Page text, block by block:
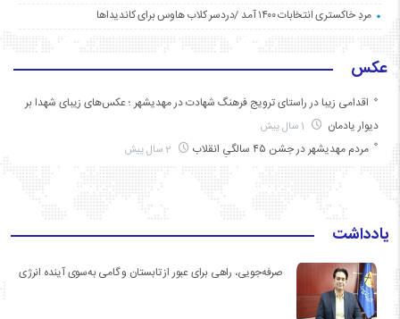
مردِ خاکستری انتخابات ۱۴۰۰ آمد /دردسر کلاب هاوس برای کاندیداها
عکس
اقدامی زیبا در راستای ترویج فرهنگ شهادت در مهدیشهر ؛ عکس‌های زیبای شهدا بر
دیوار یادمان
مردم مهدیشهر در جشن ۴۵ سالگیِ انقلاب
یادداشت
صرفه‌جویی، راهی برای عبور از تابستان و گامی به‌سوی آینده انرژی